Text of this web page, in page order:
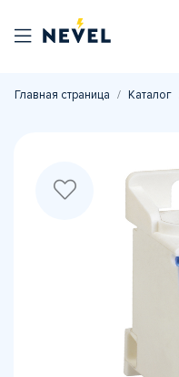
Главная страница Каталог